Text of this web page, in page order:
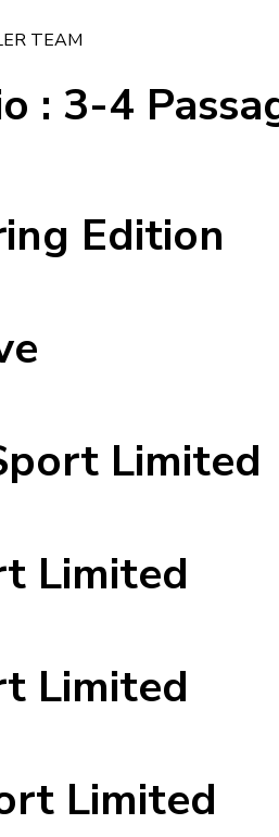
TEAM
: 3-4
Edition
Limited
Limited
Limited
Limited